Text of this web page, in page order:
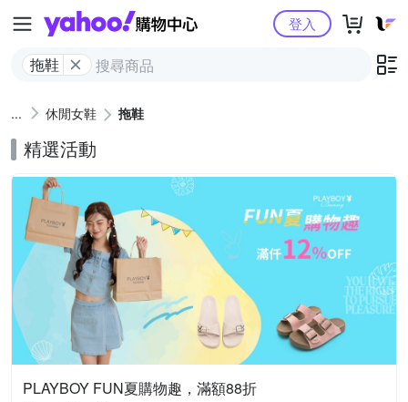
Yahoo購物中心
拖鞋
登入
休閒女鞋 拖鞋
精選活動
PLAYBOY FUN夏購物趣，滿額88折